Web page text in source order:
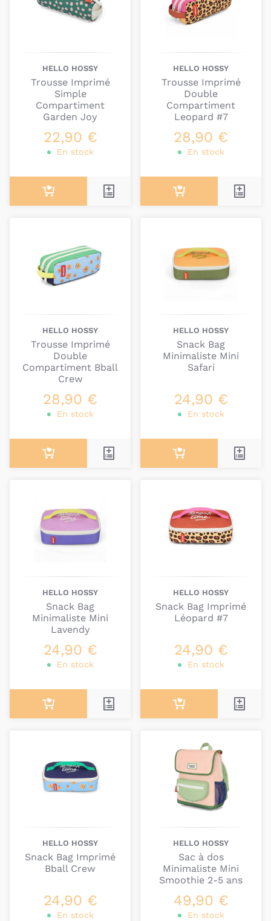
HELLO HOSSY
Trousse Imprimé
Simple
Compartiment
Garden Joy
22,90 €
En stock
HELLO HOSSY
Trousse Imprimé
Double
Compartiment
Leopard #7
28,90 €
En stock
HELLO HOSSY
Trousse Imprimé
Double
Compartiment Bball
Crew
28,90 €
En stock
HELLO HOSSY
Snack Bag
Minimaliste Mini
Safari
24,90 €
En stock
HELLO HOSSY
Snack Bag
Minimaliste Mini
Lavendy
24,90 €
En stock
HELLO HOSSY
Snack Bag Imprimé
Léopard #7
24,90 €
En stock
HELLO HOSSY
Snack Bag Imprimé
Bball Crew
24,90 €
En stock
HELLO HOSSY
Sac à dos
Minimaliste Mini
Smoothie 2-5 ans
49,90 €
En stock